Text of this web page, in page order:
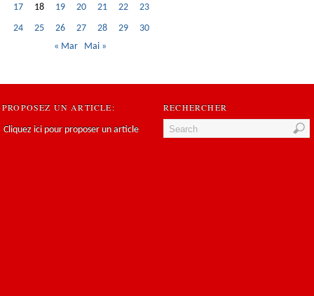
17
18 19 20 21 22
23
24
25 26 27 28 29
30
« Mar
Mai »
PROPOSEZ UN ARTICLE:
Cliquez ici pour proposer un article
RECHERCHER